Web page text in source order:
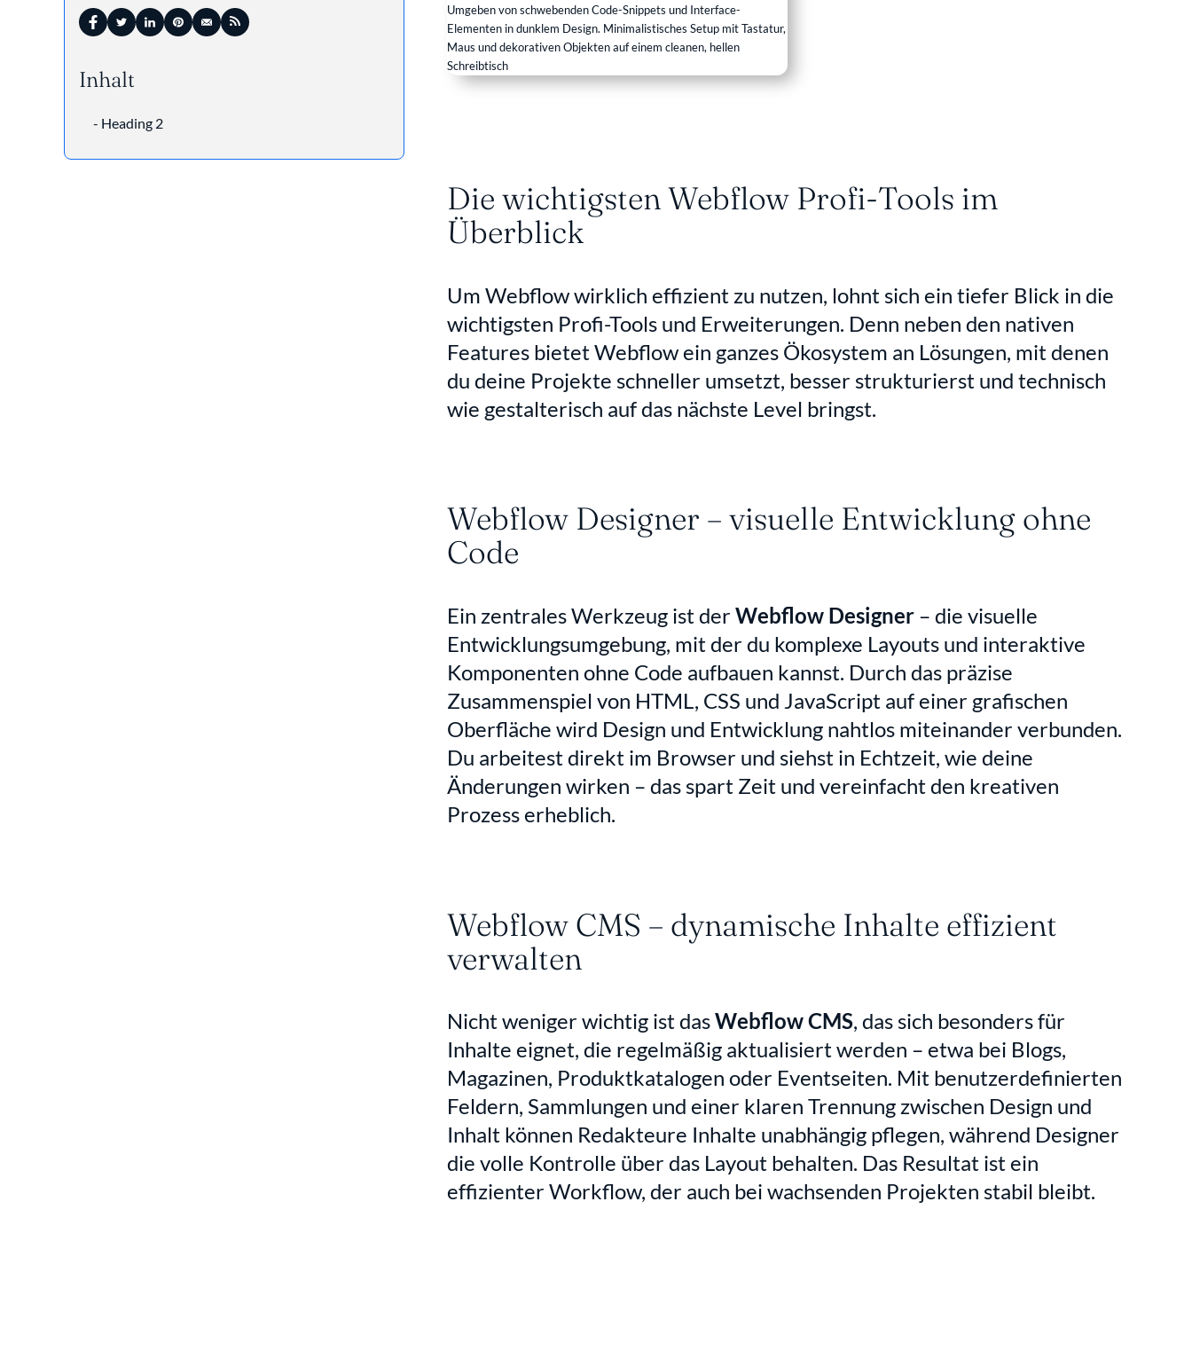
Inhalt
- Heading 2
Die wichtigsten Webflow Profi-Tools im
Überblick
Um Webflow wirklich effizient zu nutzen, lohnt sich ein tiefer Blick in die
wichtigsten Profi-Tools und Erweiterungen. Denn neben den nativen
Features bietet Webflow ein ganzes Ökosystem an Lösungen, mit denen
du deine Projekte schneller umsetzt, besser strukturierst und technisch
wie gestalterisch auf das nächste Level bringst.
Webflow Designer – visuelle Entwicklung ohne
Code
Ein zentrales Werkzeug ist der Webflow Designer – die visuelle
Entwicklungsumgebung, mit der du komplexe Layouts und interaktive
Komponenten ohne Code aufbauen kannst. Durch das präzise
Zusammenspiel von HTML, CSS und JavaScript auf einer grafischen
Oberfläche wird Design und Entwicklung nahtlos miteinander verbunden.
Du arbeitest direkt im Browser und siehst in Echtzeit, wie deine
Änderungen wirken – das spart Zeit und vereinfacht den kreativen
Prozess erheblich.
Webflow CMS – dynamische Inhalte effizient
verwalten
Nicht weniger wichtig ist das Webflow CMS, das sich besonders für
Inhalte eignet, die regelmäßig aktualisiert werden – etwa bei Blogs,
Magazinen, Produktkatalogen oder Eventseiten. Mit benutzerdefinierten
Feldern, Sammlungen und einer klaren Trennung zwischen Design und
Inhalt können Redakteure Inhalte unabhängig pflegen, während Designer
die volle Kontrolle über das Layout behalten. Das Resultat ist ein
effizienter Workflow, der auch bei wachsenden Projekten stabil bleibt.